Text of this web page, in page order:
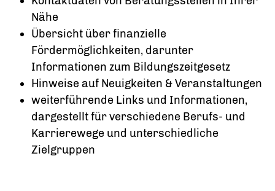
Nähe
Übersicht über finanzielle
Fördermöglichkeiten, darunter
Informationen zum Bildungszeitgesetz
Hinweise auf Neuigkeiten & Veranstaltungen
weiterführende Links und Informationen,
dargestellt für verschiedene Berufs- und
Karrierewege und unterschiedliche
Zielgruppen